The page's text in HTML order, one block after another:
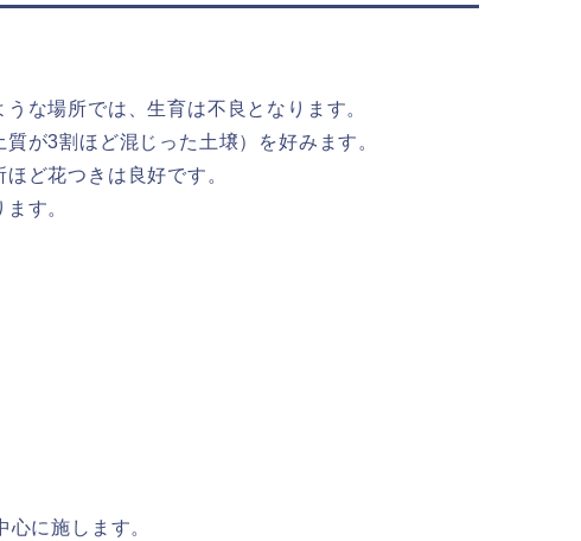
な場所では、生育は不良となります。
が3割ほど混じった土壌）を好みます。
ど花つきは良好です。
す。
に施します。